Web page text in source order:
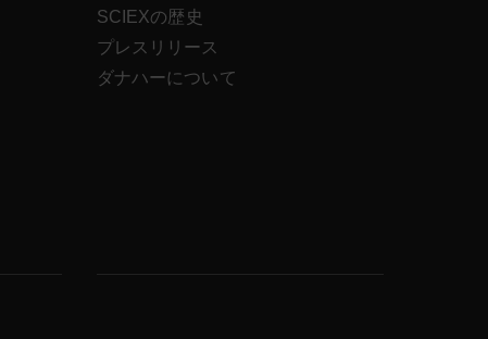
SCIEXの歴史
プレスリリース
ダナハーについて